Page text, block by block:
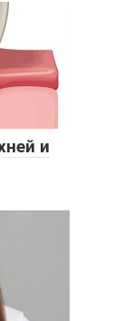
и